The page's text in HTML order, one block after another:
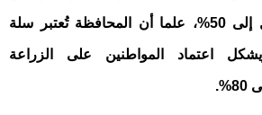
بالمحافظة بنسبة تصل إلى 50%، علما أن المحافظة تُعتبر سلة
اعتماد المواطنين على الزراعة